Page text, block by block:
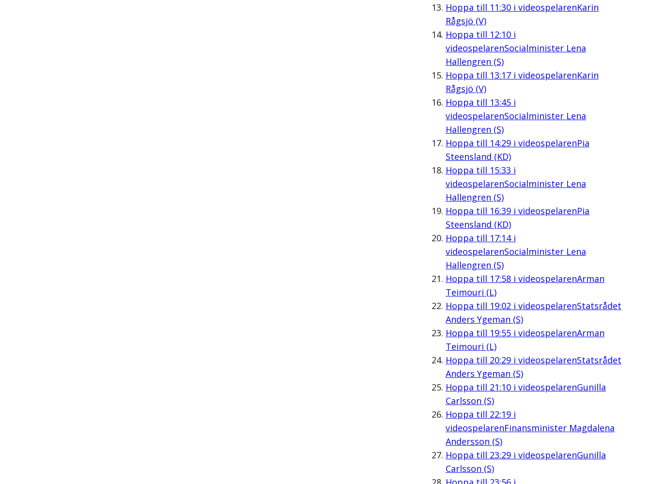
Hoppa till 11:30i videospelarenKarin
Rågsjö (V)
Hoppa till 12:10i
videospelarenSocialminister Lena
Hallengren (S)
Hoppa till 13:17i videospelarenKarin
Rågsjö (V)
Hoppa till 13:45i
videospelarenSocialminister Lena
Hallengren (S)
Hoppa till 14:29i videospelarenPia
Steensland (KD)
Hoppa till 15:33 i
videospelarenSocialminister Lena
Hallengren (S)
Hoppa till 16:39i videospelarenPia
Steensland (KD)
Hoppa till 17:14i
videospelarenSocialminister Lena
Hallengren (S)
Hoppa till 17:58i videospelarenArman
Teimouri (L)
Hoppa till 19:02 i videospelarenStatsrådet
Anders Ygeman (S)
Hoppa till 19:55i videospelarenArman
Teimouri (L)
Hoppa till 20:29i videospelarenStatsrådet
Anders Ygeman (S)
Hoppa till 21:10i videospelarenGunilla
Carlsson (S)
Hoppa till 22:19i
videospelarenFinansminister Magdalena
Andersson (S)
Hoppa till 23:29i videospelarenGunilla
Carlsson (S)